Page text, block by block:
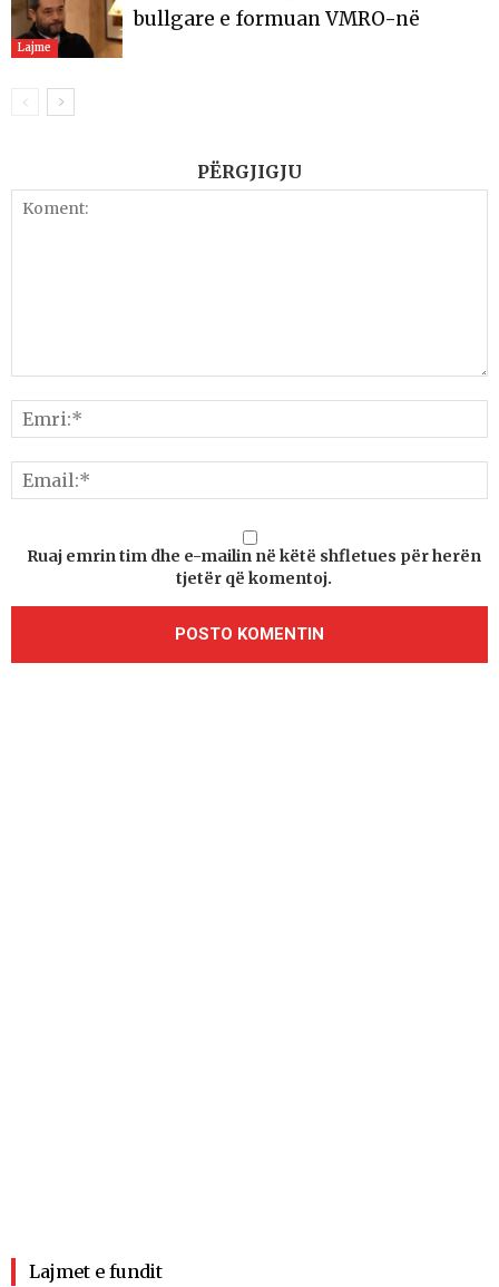
Lajme
bullgare e formuan VMRO-në
PËRGJIGJU
Ruaj emrin tim dhe e-mailin në këtë shfletues për herën
tjetër që komentoj.
Lajmet e fundit